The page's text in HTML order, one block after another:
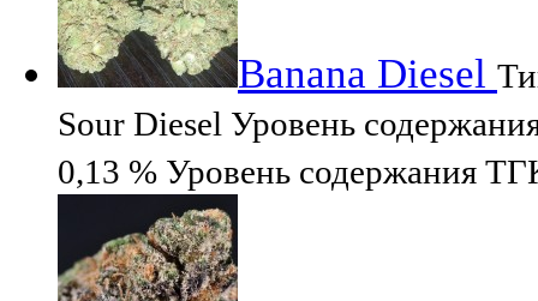
Banana Diesel
Sour Diesel Уровень
0,13 % Уровень содержания